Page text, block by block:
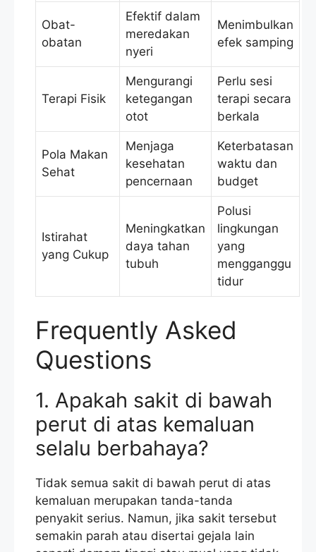
Obat-
obatan
Efektif dalam
meredakan
nyeri
Menimbulkan
efek samping
Terapi Fisik
Mengurangi
ketegangan
otot
Perlu sesi
terapi secara
berkala
Pola Makan
Sehat
Menjaga
kesehatan
pencernaan
Keterbatasan
waktu dan
budget
Istirahat
yang Cukup
Meningkatkan
daya tahan
tubuh
Polusi
lingkungan
yang
mengganggu
tidur
Frequently Asked
Questions
1. Apakah sakit di bawah
perut di atas kemaluan
selalu berbahaya?
Tidak semua sakit di bawah perut di atas
kemaluan merupakan tanda-tanda
penyakit serius. Namun, jika sakit tersebut
semakin parah atau disertai gejala lain